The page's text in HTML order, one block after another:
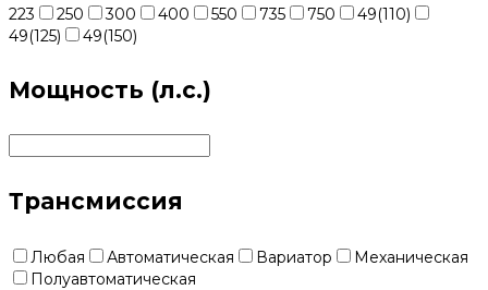
223
250 300 400 550 735 750
49(110)
49(125)
49(150)
Мощность (л.с.)
Трансмиссия
Любая Автоматическая Вариатор
Механическая
Полуавтоматическая